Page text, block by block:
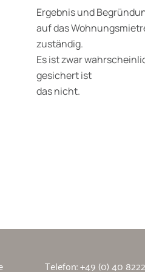
Ergebnis und
auf das
zuständig.
Es ist zwar
gesichert ist
das nicht.
Telefon:+49 (0) 40